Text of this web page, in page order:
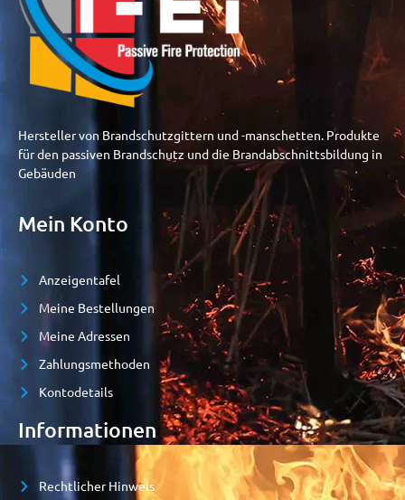
Hersteller von Brandschutzgittern und -manschetten. Produkte
für den passiven Brandschutz und die Brandabschnittsbildung in
Gebäuden
Mein Konto
Anzeigentafel
Meine Bestellungen
Meine Adressen
Zahlungsmethoden
Kontodetails
Informationen
Rechtlicher Hinweis